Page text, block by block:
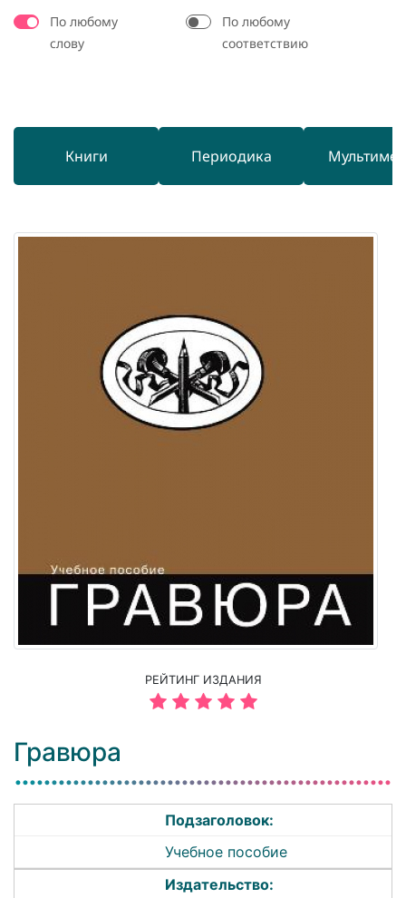
По любому
слову
По любому
соответствию
Книги Периодика
РЕЙТИНГ ИЗДАНИЯ
Гравюра
Подзаголовок:
Учебное пособие
Издательство: